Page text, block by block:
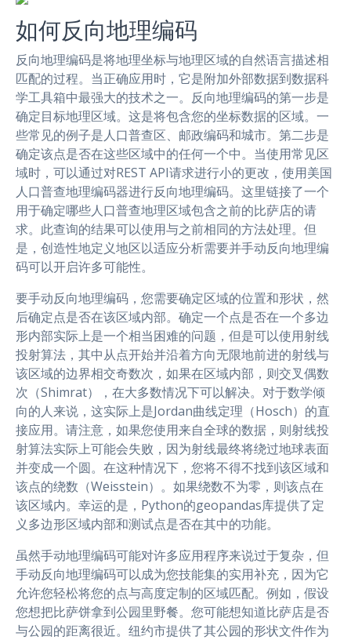
如何反向地理编码
反向地理编码是将地理坐标与地理区域的自然语言描述相
匹配的过程。当正确应用时，它是附加外部数据到数据科
学工具箱中最强大的技术之一。反向地理编码的第一步是
确定目标地理区域。这是将包含您的坐标数据的区域。一
些常见的例子是人口普查区、邮政编码和城市。第二步是
确定该点是否在这些区域中的任何一个中。当使用常见区
域时，可以通过对REST API请求进行小的更改，使用美国
人口普查地理编码器进行反向地理编码。这里链接了一个
用于确定哪些人口普查地理区域包含之前的比萨店的请
求。此查询的结果可以使用与之前相同的方法处理。但
是，创造性地定义地区以适应分析需要并手动反向地理编
码可以开启许多可能性。
要手动反向地理编码，您需要确定区域的位置和形状，然
后确定点是否在该区域内部。确定一个点是否在一个多边
形内部实际上是一个相当困难的问题，但是可以使用射线
投射算法，其中从点开始并沿着方向无限地前进的射线与
该区域的边界相交奇数次，如果在区域内部，则交叉偶数
次（Shimrat），在大多数情况下可以解决。对于数学倾
向的人来说，这实际上是Jordan曲线定理（Hosch）的直
接应用。请注意，如果您使用来自全球的数据，则射线投
射算法实际上可能会失败，因为射线最终将绕过地球表面
并变成一个圆。在这种情况下，您将不得不找到该区域和
该点的绕数（Weisstein）。如果绕数不为零，则该点在
该区域内。幸运的是，Python的geopandas库提供了定
义多边形区域内部和测试点是否在其中的功能。
虽然手动地理编码可能对许多应用程序来说过于复杂，但
手动反向地理编码可以成为您技能集的实用补充，因为它
允许您轻松将您的点与高度定制的区域匹配。例如，假设
您想把比萨饼拿到公园里野餐。您可能想知道比萨店是否
与公园的距离很近。纽约市提供了其公园的形状文件作为